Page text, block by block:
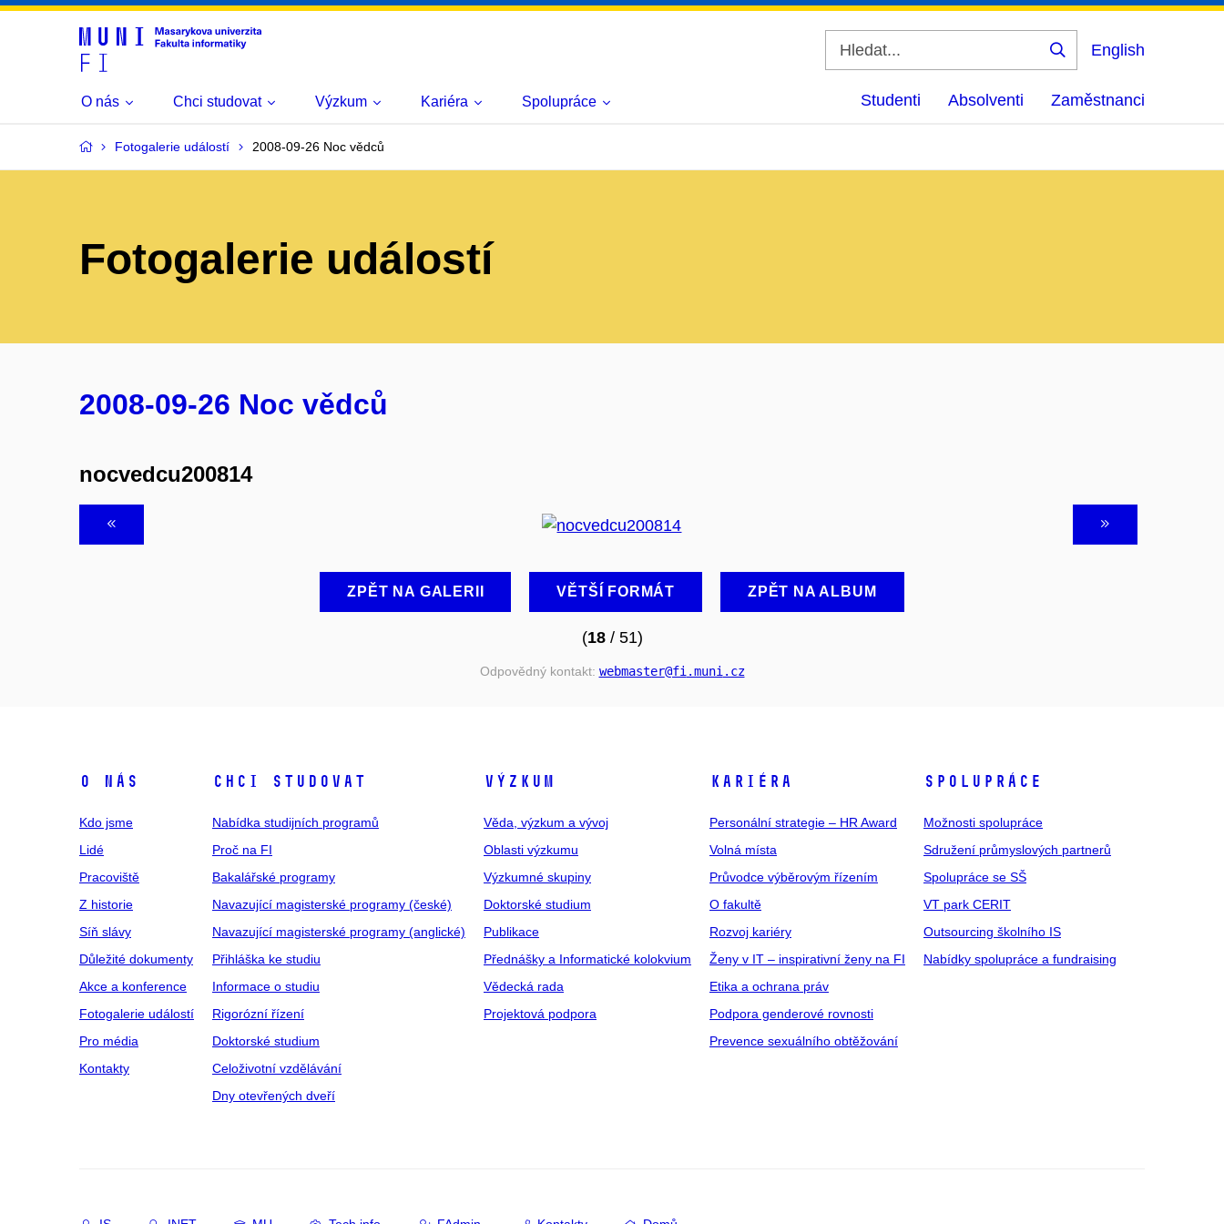
Vyhledat
English
O nás Chci studovat Výzkum Kariéra Spolupráce Studenti Absolventi Zaměstnanci
Fotogalerie událostí 2008-09-26 Noc vědců
Fotogalerie událostí
2008-09-26 Noc vědců
nocvedcu200814
ZPĚT NA GALERII VĚTŠÍ FORMÁT ZPĚT NA ALBUM
(18/ 51)
Odpovědný kontakt: webmaster@fi .muni .cz
O NÁS
Kdo jsme
Lidé
Pracoviště
Z historie
Síň slávy
Důležité dokumenty
Akce a konference
Fotogalerie událostí
Pro média
Kontakty
CHCI STUDOVAT
Nabídka studijních programů
Proč na FI
Bakalářské programy
Navazující magisterské programy (české)
Navazující magisterské programy (anglické)
Přihláška ke studiu
Informace o studiu
Rigorózní řízení
Doktorské studium
Celoživotní vzdělávání
Dny otevřených dveří
VÝZKUM
Věda, výzkum a vývoj
Oblasti výzkumu
Výzkumné skupiny
Doktorské studium
Publikace
Přednášky a Informatické kolokvium
Vědecká rada
Projektová podpora
KARIÉRA
Personální strategie – HR Award
Volná místa
Průvodce výběrovým řízením
O fakultě
Rozvoj kariéry
Ženy v IT – inspirativní ženy na FI
Etika a ochrana práv
Podpora genderové rovnosti
Prevence sexuálního obtěžování
SPOLUPRÁCE
Možnosti spolupráce
Sdružení průmyslových partnerů
Spolupráce se SŠ
VT park CERIT
Outsourcing školního IS
Nabídky spolupráce a fundraising